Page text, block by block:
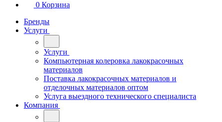
0 Корзина
Бренды
Услуги
Услуги
Компьютерная колеровка лакокрасочных
материалов
Поставка лакокрасочных материалов и
отделочных материалов оптом
Услуга выездного технического специалиста
Компания